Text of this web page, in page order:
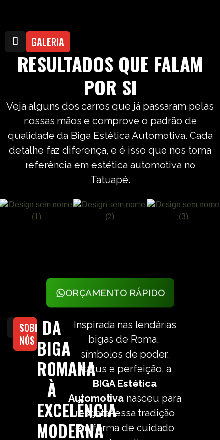
GALERIA
RESULTADOS QUE FALAM
POR SI
Veja alguns dos carros que já passaram pelas
nossas mãos e comprove o padrão de
qualidade da Biga Estética Automotiva. Cada
detalhe faz diferença, e é isso que nos torna
referência em estética automotiva no
Tatuapé.
ORÇAMENTO RÁPIDO
SOBRE
NÓS
DA
BIGA
ROMANA
À
EXCELÊNCIA
MODERNA
Inspirada nas lendárias
bigas de Roma,
símbolos de poder,
status e perfeição, a
BIGA Estética
Automotiva nasceu para
resgatar essa tradição
em forma de cuidado